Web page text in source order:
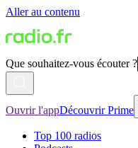
Aller au contenu
Que souhaitez-vous écouter ?
Ouvrir l'appDécouvrir Prime
Top 100 radios